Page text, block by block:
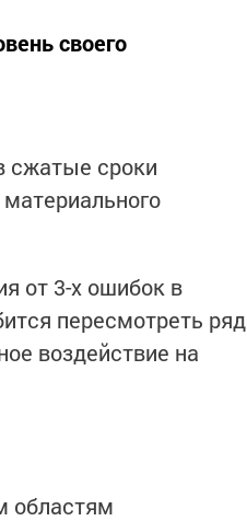
своего
сжатые сроки
от 3-х ошибок в
пересмотреть ряд
воздействие на
областям